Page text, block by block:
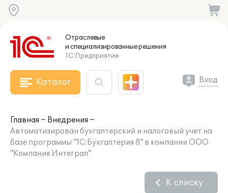
Отраслевые
и специализированныерешения
1С:Предприятие
Каталог Вход
Главная
Внедрения
Автоматизирован бухгалтерский и налоговый учет на
базе программы "1С:Бухгалтерия 8" в компании ООО
"Компания Интеграл"
К списку